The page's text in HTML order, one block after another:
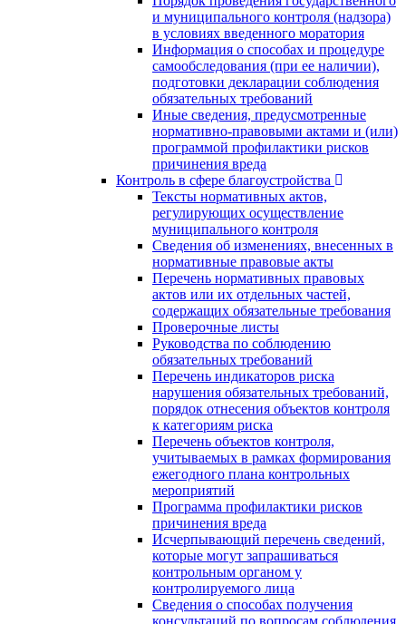
и муниципального контроля (надзора)
в условиях введенного моратория
Информация о способах и процедуре
самообследования (при ее наличии),
подготовки декларации соблюдения
обязательных требований
Иные сведения, предусмотренные
нормативно-правовыми актами и (или)
программой профилактики рисков
причинения вреда
Контроль в сфере благоустройства
Тексты нормативных актов,
регулирующих осуществление
муниципального контроля
Сведения об изменениях, внесенных в
нормативные правовые акты
Перечень нормативных правовых
актов или их отдельных частей,
содержащих обязательные требования
Проверочные листы
Руководства по соблюдению
обязательных требований
Перечень индикаторов риска
нарушения обязательных требований,
порядок отнесения объектов контроля
к категориям риска
Перечень объектов контроля,
учитываемых в рамках формирования
ежегодного плана контрольных
мероприятий
Программа профилактики рисков
причинения вреда
Исчерпывающий перечень сведений,
которые могут запрашиваться
контрольным органом у
контролируемого лица
Сведения о способах получения
консультаций по вопросам соблюдения